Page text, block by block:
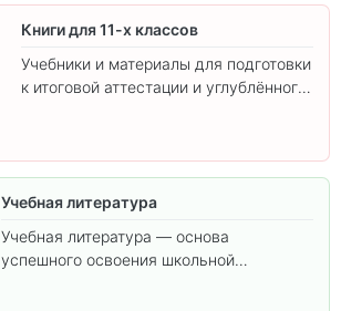
Книги для 11-х классов
Учебники и материалы для подготовки
к итоговой аттестации и углублённого
Учебная литература
Учебная литература — основа
успешного освоения школьной